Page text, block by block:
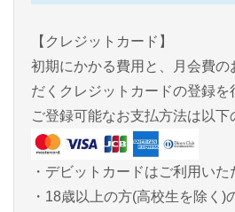
【クレジットカード】
初期にかかる費用と、月会費の
だくクレジットカードの登録を
ご登録可能なお支払方法は以下
・デビットカードはご利用いた
・18歳以上の方(高校生を除く)